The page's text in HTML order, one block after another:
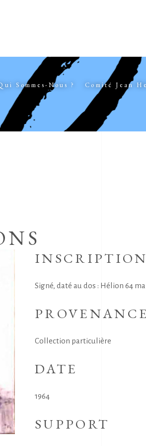
Sommes-Nous ? Comité Jean
Signé, daté au dos : Hélion 64
PROVENANCE
Collection particulière
DATE
1964
SUPPORT